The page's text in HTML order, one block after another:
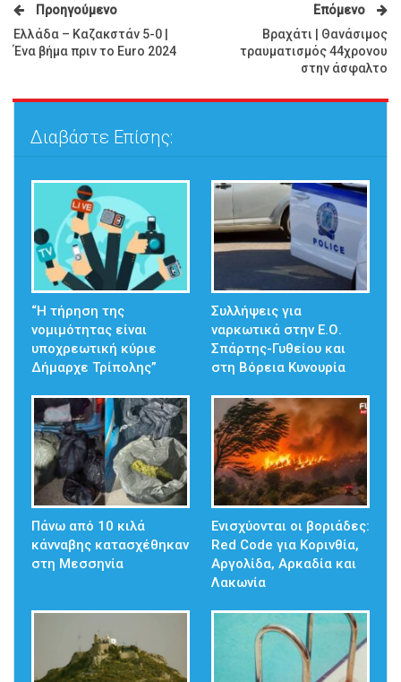
Προηγούμενο
Ελλάδα – Καζακστάν 5-0 |
Ένα βήμα πριν το Euro 2024
Επόμενο
Βραχάτι | Θανάσιμος
τραυματισμός 44χρονου
στην άσφαλτο
Διαβάστε Επίσης:
“Η τήρηση της
νομιμότητας είναι
υποχρεωτική κύριε
Δήμαρχε Τρίπολης”
Συλλήψεις για
ναρκωτικά στην Ε.Ο.
Σπάρτης-Γυθείου και
στη Βόρεια Κυνουρία
Πάνω από 10 κιλά
κάνναβης κατασχέθηκαν
στη Μεσσηνία
Ενισχύονται οι βοριάδες:
Red Code για Κορινθία,
Αργολίδα, Αρκαδία και
Λακωνία